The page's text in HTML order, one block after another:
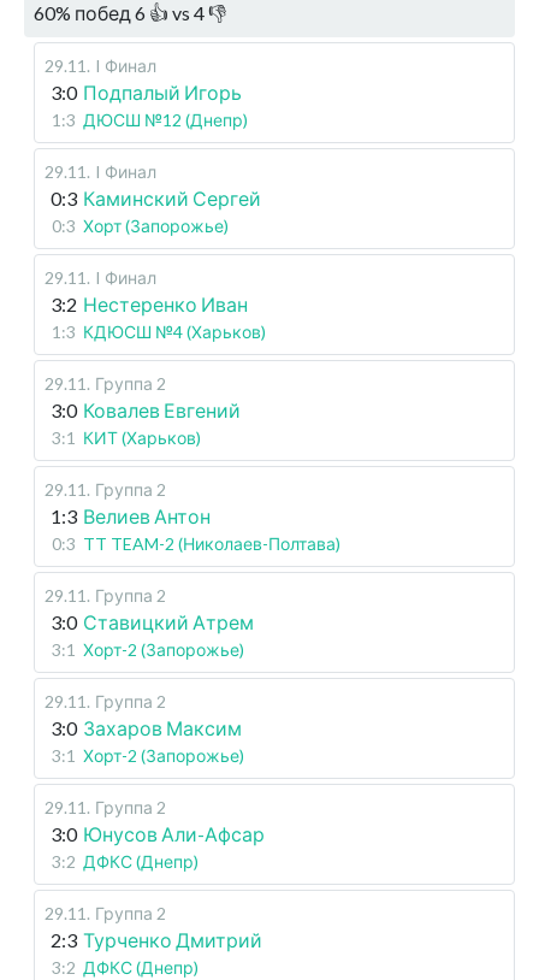
60% побед 6 👍 vs 4👎
29.11 . I Финал
3:0 Подпалый Игорь
1:3 ДЮСШ №12 (Днепр)
29.11 . I Финал
0:3 Каминский Сергей
0:3 Хорт (Запорожье)
29.11 . I Финал
3:2 Нестеренко Иван
1:3 КДЮСШ №4 (Харьков)
29.11 . Группа 2
3:0 Ковалев Евгений
3:1 КИТ (Харьков)
29.11 . Группа 2
1:3 Велиев Антон
0:3 TT TEAM-2 (Николаев-Полтава)
29.11 . Группа 2
3:0 Ставицкий Атрем
3:1 Хорт-2 (Запорожье)
29.11 . Группа 2
3:0 Захаров Максим
3:1 Хорт-2 (Запорожье)
29.11 . Группа 2
3:0 Юнусов Али-Афсар
3:2 ДФКС (Днепр)
29.11 . Группа 2
2:3 Турченко Дмитрий
3:2 ДФКС (Днепр)